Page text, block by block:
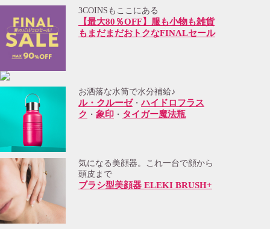
3COINSもここにある
【最大80％OFF】服も小物も雑貨
もまだまだおトクなFINALセール
お洒落な水筒で水分補給♪
ル・クルーゼ・ハイドロフラス
ク ・ 象印 ・ タイガー魔法瓶
気になる美顔器。これ一台で顔から
頭皮まで
ブラシ型美顔器 ELEKI BRUSH+